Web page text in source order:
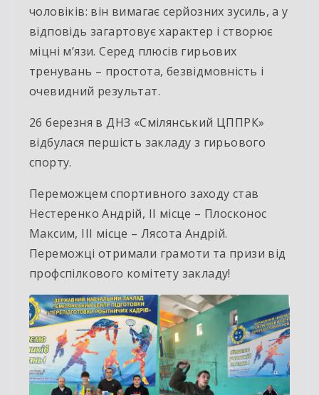
чоловіків: він вимагає серйозних зусиль, а у
відповідь загартовує характер і створює
міцні м’язи. Серед плюсів гирьових
тренувань – простота, безвідмовність і
очевидний результат.
26 березня в ДНЗ «Смілянський ЦППРК»
відбулася першість закладу з гирьового
спорту.
Переможцем спортивного заходу став
Нестеренко Андрій, ІІ місце – Плосконос
Максим, ІІІ місце – Лясота Андрій.
Переможці отримали грамоти та призи від
профспілкового комітету закладу!